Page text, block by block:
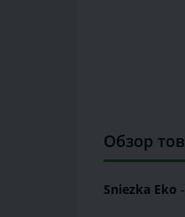
Обзор
Sniezka Eko